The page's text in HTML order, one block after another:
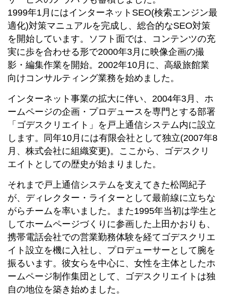
1999年1月にはインターネットSEO(検索エンジン最
適化)対策マニュアルを完成し、総合的なSEO対策
を開始しています。ソフト面では、コンテンツの充
実に歩を合わせる形で2000年3月に映像企画の撮
影・編集作業を開始。2002年10月に、高級旅館業
向けコンサルティング業務を始めました。
インターネット事業の拡大に伴い、2004年3月、ホ
ームページの企画・プロデュースを専門とする部署
「ゴデスクリエイト」を戸上通信システム内に設立
します。同年10月には有限会社として独立(2007年8
月、株式会社に組織変更)。ここから、ゴデスクリ
エイトとしての歴史が始まりました。
それまで戸上通信システムを支えてきた松岡紀子
が、ディレクター・ライターとして最前線に立ちな
がらチームを率いました。また1995年当初は学生と
してホームページづくりに参画した上田かおりも、
携帯電話会社での営業勤務体験を経てゴデスクリエ
イト設立を機に入社し、プロデューサーとして腕を
振るいます。彼女らを中心に、女性を主体としたホ
ームページ制作集団として、ゴデスクリエイトは独
自の地位を築き始めました。